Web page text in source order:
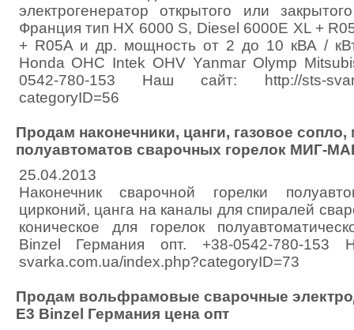
электрогенератор открытого или
Франция тип HX 6000 S, Diesel 6000E XL +
+ R05A и др. мощность от 2 до 10 кВА /
Honda OHC Intek OHV Yanmar Olymp
0542-780-153 Наш сайт: http://sts-
categoryID=56
Продам наконечники, цанги, газовое
полуавтоматов сварочных горелок МИГ-
25.04.2013
Наконечник сварочной горелки
цирконий, цанга на каналы для спиралей
коническое для горелок
Binzel Германия опт. +38-0542-780-153
svarka.com.ua/index.php?categoryID=73
Продам вольфрамовые сварочные
E3 Binzel Германия цена опт